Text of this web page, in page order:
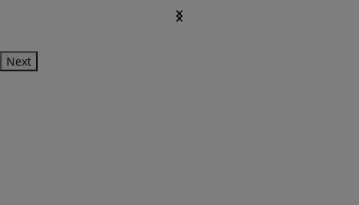
Next